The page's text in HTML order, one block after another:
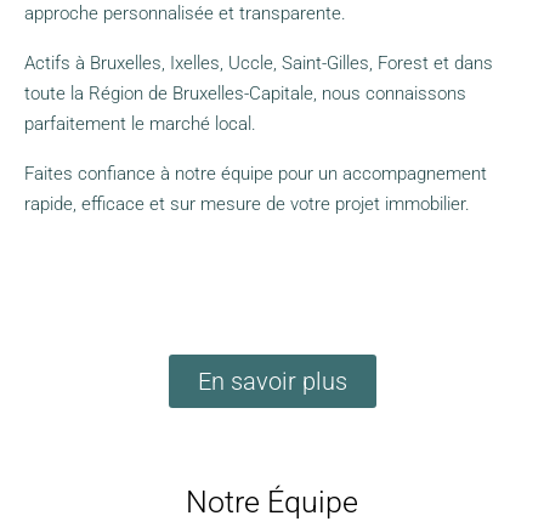
approche personnalisée et transparente.
Actifs à Bruxelles, Ixelles, Uccle, Saint-Gilles, Forest et dans
toute la Région de Bruxelles-Capitale, nous connaissons
parfaitement le marché local.
Faites confiance à notre équipe pour un accompagnement
rapide, efficace et sur mesure de votre projet immobilier.
En savoir plus
Notre Équipe